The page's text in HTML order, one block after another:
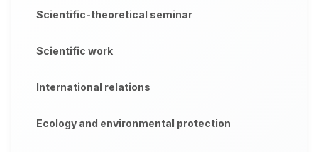
Scientific-theoretical seminar
Scientific work
International relations
Ecology and environmental protection